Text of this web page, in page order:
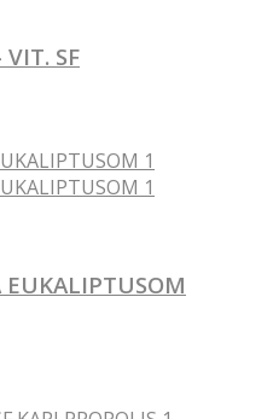
VIT. SF
EUKALIPTUSOM